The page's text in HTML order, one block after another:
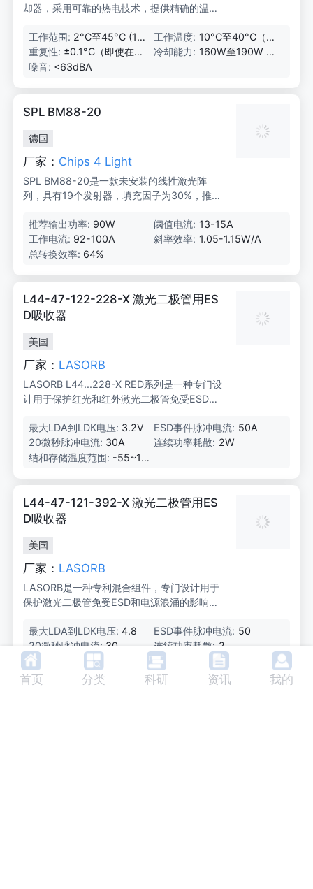
却器，采用可靠的热电技术，提供精确的温度
工作范围: 2°C至45°C (160
W/180W型号)；
10°C至45°C (17
0W/190W型号)
工作温度: 10°C至40°C（非
冷凝）
重复性: ±0.1°C（即使在环
境附近）
冷却能力: 160W至190W @
型号和配置）
噪音: <63dBA
SPL BM88-20
德国
厂家： Chips 4 Light
SPL BM88-20是一款未安装的线性激光阵
列，具有19个发射器，填充因子为30%，推荐
品采用高效可靠的MOVPE量子阱结构，适用于
连续波应用和多种工业场景。
推荐输出功率: 90W 阈值电流: 13-15A
工作电流: 92-100A 斜率效率: 1.05-1.15W/A
总转换效率: 64%
L44-47-122-228-X 激光二极管用ES
D吸收器
美国
厂家： LASORB
LASORB L44...228-X RED系列是一种专门设
计用于保护红光和红外激光二极管免受ESD和
最大LDA到LDK电压: 3.2V ESD事件脉冲电流: 50A
20微秒脉冲电流: 30A 连续功率耗散: 2W
结和存储温度范围: -55~15
L44-47-121-392-X 激光二极管用ES
D吸收器
美国
厂家： LASORB
LASORB是一种专利混合组件，专门设计用于
保护激光二极管免受ESD和电源浪涌的影响。
有条件下防止激光二极管的反向偏置，并防止E
SD或其他电源相关故障超过激光二极管的最大
正向偏置电压。
最大LDA到LDK电压: 4.8 ESD事件脉冲电流: 50
20微秒脉冲电流: 30 连续功率耗散: 2
结和存储温度范围:
首页 分类 科研 资讯 我的